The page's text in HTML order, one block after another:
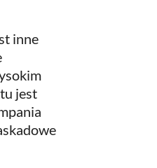
inne
jest